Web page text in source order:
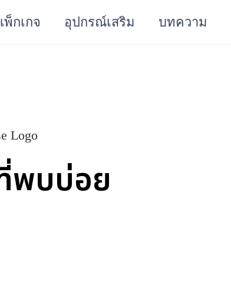
กเกจ อุปกรณ์เสริม บทความ
พบบ่อย